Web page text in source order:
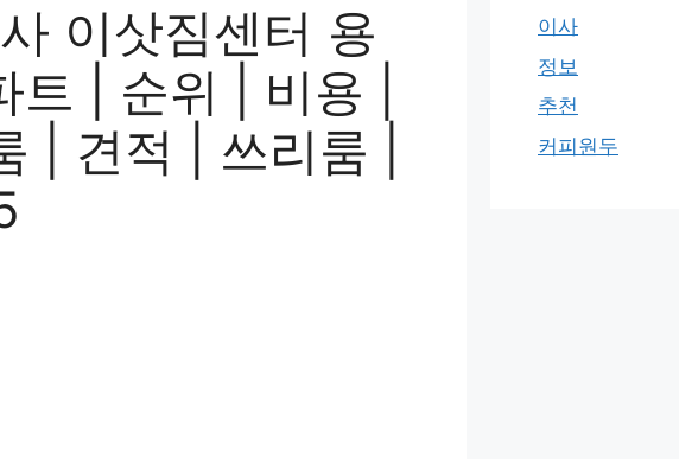
이삿짐센터 용
| 순위 | 비용 |
| 견적 | 쓰리룸 |
이사
정보
추천
커피원두